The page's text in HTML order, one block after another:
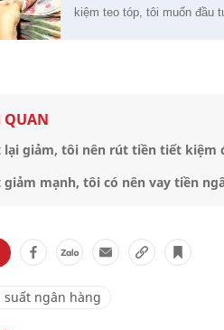
kiệm teo tóp, tôi muốn đầu
QUAN
lại giảm, tôi nên rút tiền tiết kiệm
giảm mạnh, tôi có nên vay tiền
suất ngân hàng